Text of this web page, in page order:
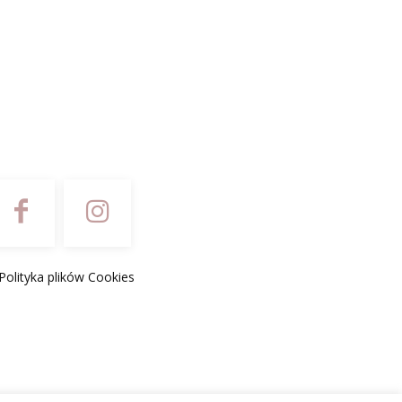
plików Cookies